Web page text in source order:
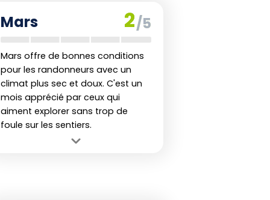
Mars 2/5
Mars offre de bonnes conditions
pour les randonneurs avec un
climat plus sec et doux. C'est un
mois apprécié par ceux qui
aiment explorer sans trop de
foule sur les sentiers.